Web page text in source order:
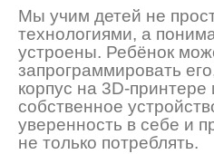
Мы учим детей не
технологиями, а
устроены. Ребёнок
запрограммировать
корпус на 3D-принтере
собственное
уверенность в себе и
не только потреблять.